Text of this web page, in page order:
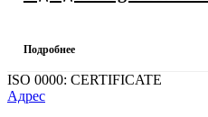
Подробнее
ISO 0000: CERTIFICATE
Адрес